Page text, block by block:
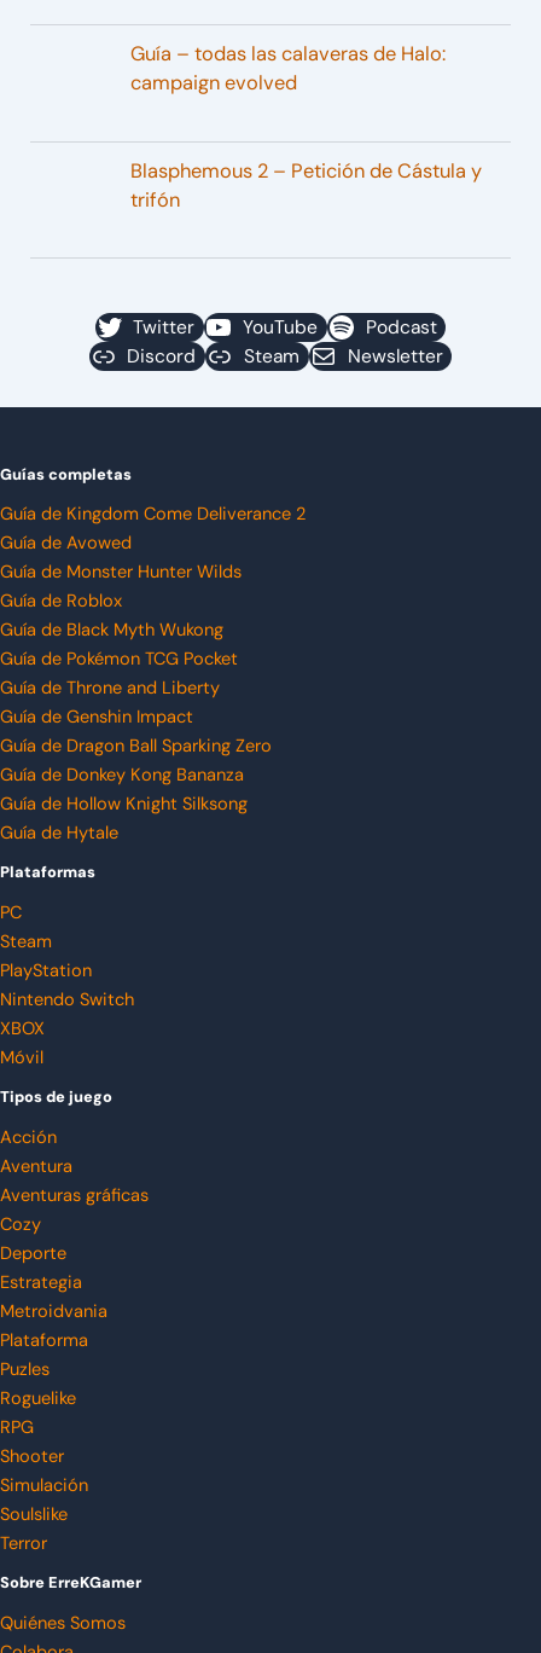
Guía – todas las calaveras de Halo:
campaign evolved
Blasphemous 2 – Petición de Cástula y
trifón
Twitter YouTube
Podcast
Discord
Steam Newsletter
Guías completas
Guía de Kingdom Come Deliverance 2
Guía de Avowed
Guía de Monster Hunter Wilds
Guía de Roblox
Guía de Black Myth Wukong
Guía de Pokémon TCG Pocket
Guía de Throne and Liberty
Guía de Genshin Impact
Guía de Dragon Ball Sparking Zero
Guía de Donkey Kong Bananza
Guía de Hollow Knight Silksong
Guía de Hytale
Plataformas
PC
Steam
PlayStation
Nintendo Switch
XBOX
Móvil
Tipos de juego
Acción
Aventura
Aventuras gráficas
Cozy
Deporte
Estrategia
Metroidvania
Plataforma
Puzles
Roguelike
RPG
Shooter
Simulación
Soulslike
Terror
Sobre ErreKGamer
Quiénes Somos